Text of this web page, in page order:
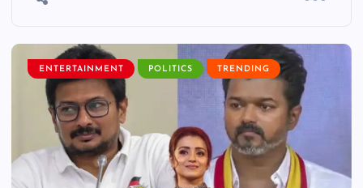
ENTERTAINMENT POLITICS TRENDING